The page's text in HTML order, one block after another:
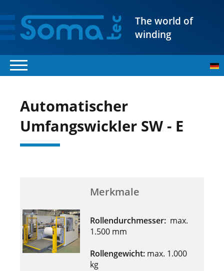
Automatischer
Umfangswickler SW - E
Merkmale
Rollendurchmesser: max.
1.500 mm
Rollengewicht: max. 1.000
kg
The world of
winding